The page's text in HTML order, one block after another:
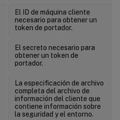
El ID de máquina cliente
necesario para obtener un
token de portador.
El secreto necesario para
obtener un token de
portador.
La especificación de archivo
completa del archivo de
información del cliente que
contiene información sobre
la seguridad y el entorno.